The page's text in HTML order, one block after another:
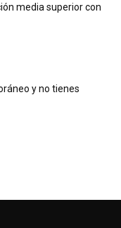
media superior con
y no tienes